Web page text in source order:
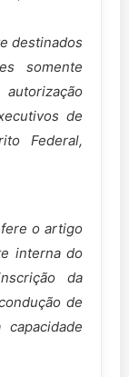
destinados
somente
de
Federal,
o artigo
interna do
da
de